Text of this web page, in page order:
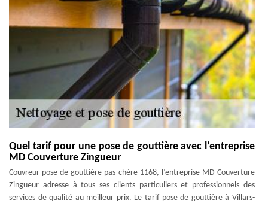
Quel tarif pour une pose de gouttière avec l’entreprise
MD Couverture Zingueur
Couvreur pose de gouttière pas chère 1168, l’entreprise MD Couverture
Zingueur adresse à tous ses clients particuliers et professionnels des
services de qualité au meilleur prix. Le tarif pose de gouttière à Villars-